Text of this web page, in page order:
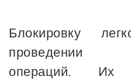
Блокировку
проведении
операций. Их